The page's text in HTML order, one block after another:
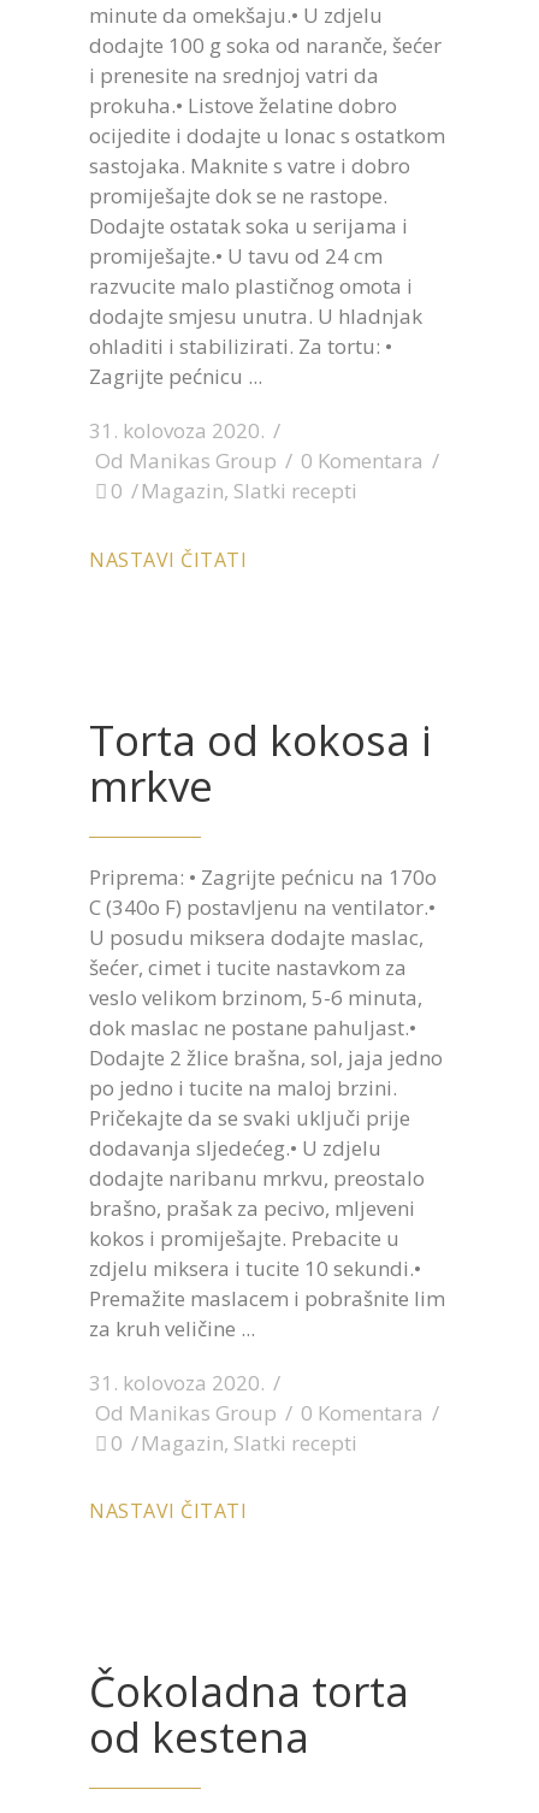
minute da omekšaju.• U zdjelu
dodajte 100 g soka od naranče, šećer
i prenesite na srednjoj vatri da
prokuha.• Listove želatine dobro
ocijedite i dodajte u lonac s ostatkom
sastojaka. Maknite s vatre i dobro
promiješajte dok se ne rastope.
Dodajte ostatak soka u serijama i
promiješajte.• U tavu od 24 cm
razvucite malo plastičnog omota i
dodajte smjesu unutra. U hladnjak
ohladiti i stabilizirati. Za tortu: •
Zagrijte pećnicu
31. kolovoza 2020.
Od Manikas Group
0 Komentara
0
Magazin, Slatki recepti
NASTAVI ČITATI
Torta od kokosa i
mrkve
Priprema: • Zagrijte pećnicu na 170ο
C (340ο F) postavljenu na ventilator.•
U posudu miksera dodajte maslac,
šećer, cimet i tucite nastavkom za
veslo velikom brzinom, 5-6 minuta,
dok maslac ne postane pahuljast.•
Dodajte 2 žlice brašna, sol, jaja jedno
po jedno i tucite na maloj brzini.
Pričekajte da se svaki uključi prije
dodavanja sljedećeg.• U zdjelu
dodajte naribanu mrkvu, preostalo
brašno, prašak za pecivo, mljeveni
kokos i promiješajte. Prebacite u
zdjelu miksera i tucite 10 sekundi.•
Premažite maslacem i pobrašnite lim
za kruh veličine
31. kolovoza 2020.
Od Manikas Group
0 Komentara
0
Magazin, Slatki recepti
NASTAVI ČITATI
Čokoladna torta
od kestena